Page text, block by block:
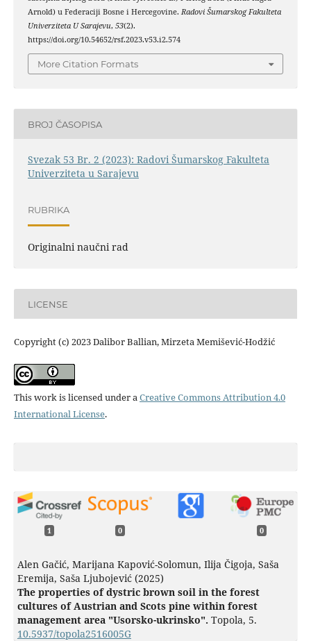
Arnold) u Federaciji Bosne i Hercegovine. Radovi Šumarskog Fakulteta
Univerziteta U Sarajevu, 53(2).
https://doi.org/10.54652/rsf.2023.v53.i2.574
More Citation Formats
BROJ ČASOPISA
Svezak 53 Br. 2 (2023): Radovi Šumarskog Fakulteta
Univerziteta u Sarajevu
RUBRIKA
Originalni naučni rad
LICENSE
Copyright (c) 2023 Dalibor Ballian, Mirzeta Memišević-Hodžić
This work is licensed under a Creative Commons Attribution 4.0
International License.
1 0 0
Alen Gačić, Marijana Kapović-Solomun, Ilija Čigoja, Saša
Eremija, Saša Ljubojević (2025)
The properties of dystric brown soil in the forest
cultures of Austrian and Scots pine within forest
management area "Usorsko-ukrinsko". Topola, 5.
10.5937/topola2516005G